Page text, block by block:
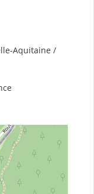
Aquitaine /